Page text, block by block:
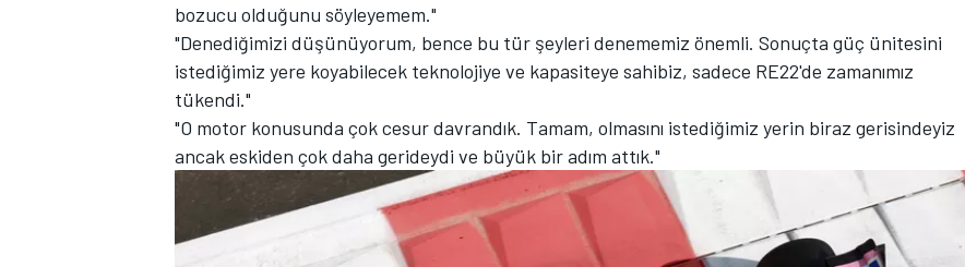
bozucu olduğunu söyleyemem."
"Denediğimizi düşünüyorum, bence bu tür şeyleri denememiz önemli. Sonuçta güç ünitesini
istediğimiz yere koyabilecek teknolojiye ve kapasiteye sahibiz, sadece RE22'de zamanımız
tükendi."
"O motor konusunda çok cesur davrandık. Tamam, olmasını istediğimiz yerin biraz gerisindeyiz
ancak eskiden çok daha gerideydi ve büyük bir adım attık."